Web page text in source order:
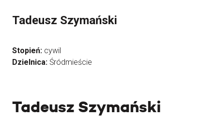
Tadeusz Szymański
Tadeusz Szymański
Stopień: cywil
Dzielnica: Śródmieście